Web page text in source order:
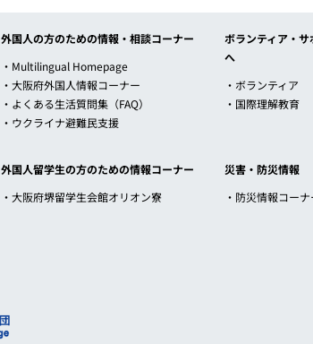
外国人の方のための情報・相談コーナー
・Multilingual Homepage
・大阪府外国人情報コーナー
・よくある生活質問集（FAQ）
・ウクライナ避難民支援
外国人留学生の方のための情報コーナー
・大阪府堺留学生会館オリオン寮
ボランティア・
へ
・ボランティア
・国際理解教育
災害・防災情報
・防災情報コーナ